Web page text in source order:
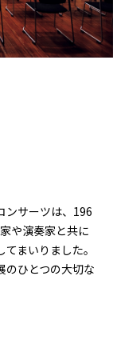
ンサーツは、196
や演奏家と共に
まいりました。
のひとつの大切な